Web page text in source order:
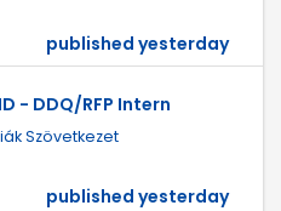
published yesterday
- DDQ/RFP Intern
Szövetkezet
published yesterday